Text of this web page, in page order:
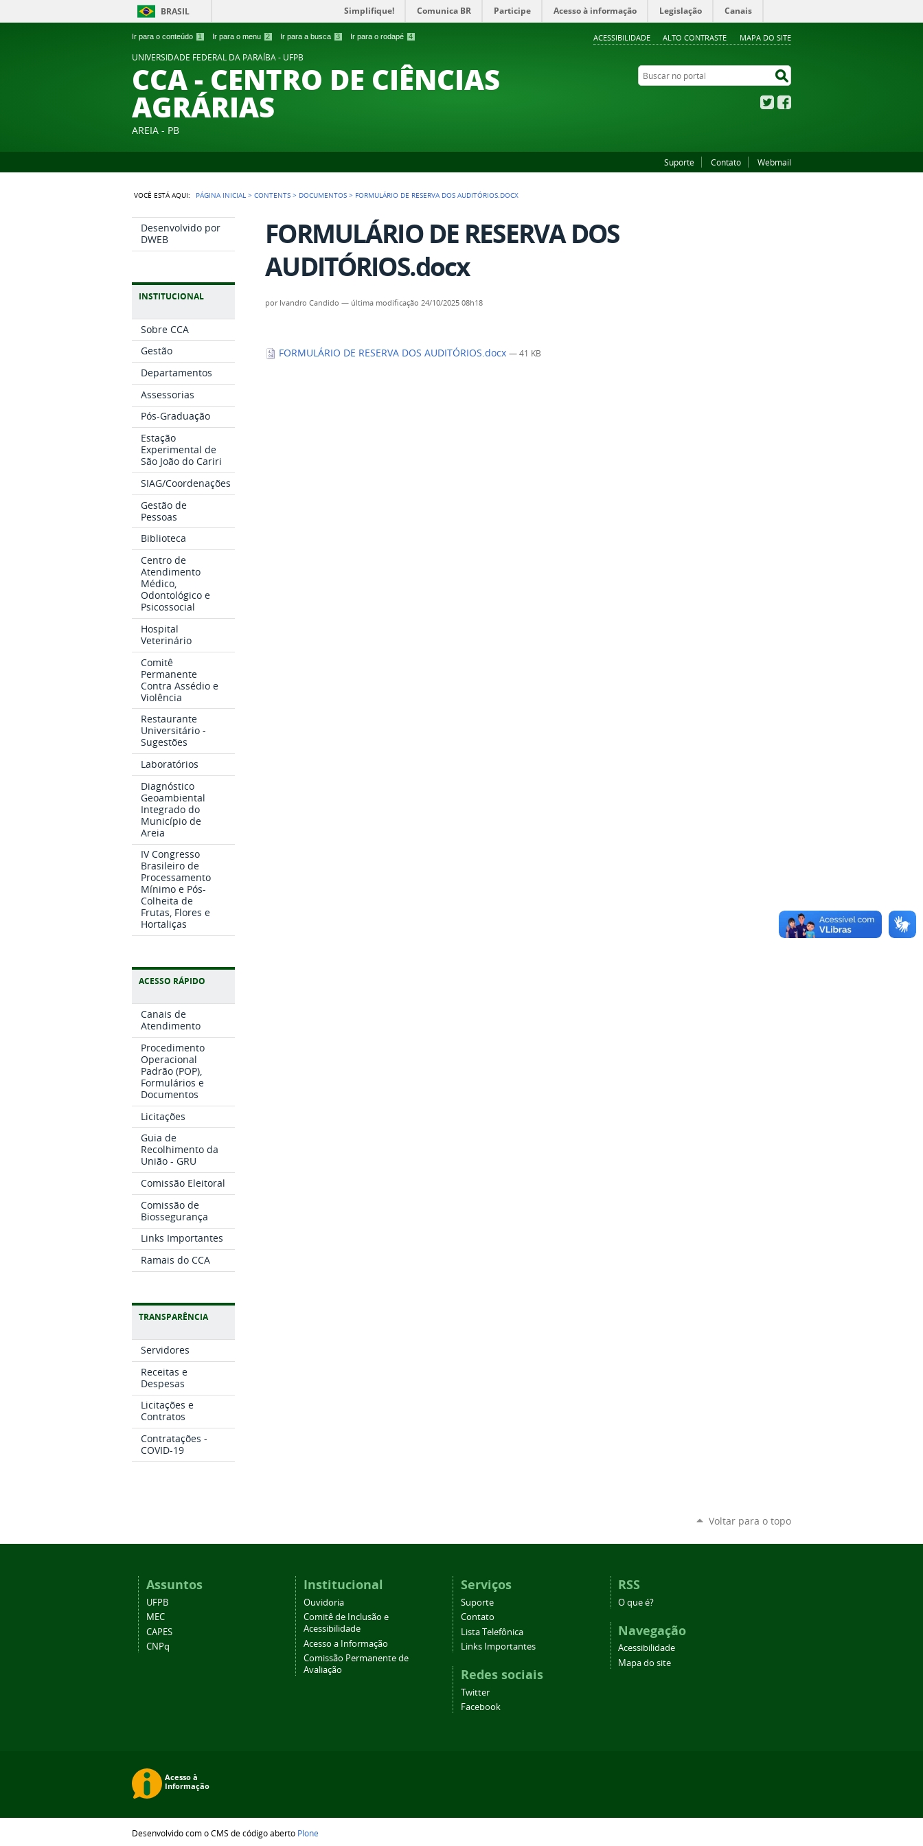
Ir para o conteúdo 1 Ir para o menu 2 Ir para a busca 3 Ir para o rodapé 4 ACESSIBILIDADE ALTO CONTRASTE MAPA DO SITE
BRASIL Simplifique! Comunica BR Participe Acesso à informação Legislação Canais
UNIVERSIDADE FEDERAL DA PARAÍBA - UFPB
CCA - CENTRO DE CIÊNCIAS
AGRÁRIAS
AREIA - PB
Buscar no portal
Twitter
Suporte Contato Webmail
VOCÊ ESTÁ AQUI: PÁGINA INICIAL >CONTENTS > DOCUMENTOS > FORMULÁRIO DE RESERVA DOS AUDITÓRIOS.DOCX
Desenvolvido por
DWEB
INSTITUCIONAL
Sobre CCA
Gestão
Departamentos
Assessorias
Pós-Graduação
Estação
Experimental de
São João do Cariri
SIAG/Coordenações
Gestão de
Pessoas
Biblioteca
Centro de
Atendimento
Médico,
Odontológico e
Psicossocial
Hospital
Veterinário
Comitê
Permanente
Contra Assédio e
Violência
Restaurante
Universitário -
Sugestões
Laboratórios
Diagnóstico
Geoambiental
Integrado do
Município de
Areia
IV Congresso
Brasileiro de
Processamento
Mínimo e Pós-
Colheita de
Frutas, Flores e
Hortaliças
ACESSO RÁPIDO
Canais de
Atendimento
Procedimento
Operacional
Padrão (POP),
Formulários e
Documentos
Licitações
Guia de
Recolhimento da
União - GRU
Comissão Eleitoral
Comissão de
Biossegurança
Links Importantes
Ramais do CCA
TRANSPARÊNCIA
Servidores
Receitas e
Despesas
Licitações e
Contratos
Contratações -
COVID-19
FORMULÁRIO DE RESERVA DOS
AUDITÓRIOS.docx
por Ivandro Candido — última modificação 24/10/2025 08h18
FORMULÁRIO DE RESERVA DOS AUDITÓRIOS.docx— 41 KB
Voltar para o topo
Assuntos
UFPB
MEC
CAPES
CNPq
Institucional
Ouvidoria
Comitê de Inclusão e
Acessibilidade
Acesso a Informação
Comissão Permanente de
Avaliação
Serviços
Suporte
Contato
Lista Telefônica
Links Importantes
Redes sociais
Twitter
Facebook
RSS
O que é?
Navegação
Acessibilidade
Mapa do site
Desenvolvido com o CMS de código aberto Plone